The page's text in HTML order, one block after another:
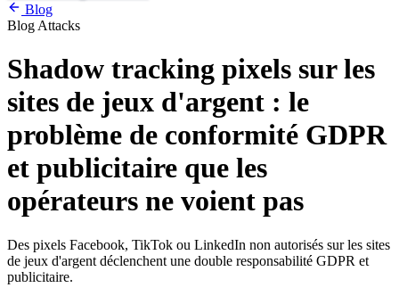
Blog
Blog Attacks
Shadow tracking pixels sur les
sites de jeux d'argent : le
problème de conformité GDPR
et publicitaire que les
opérateurs ne voient pas
Des pixels Facebook, TikTok ou LinkedIn non autorisés sur les sites
de jeux d'argent déclenchent une double responsabilité GDPR et
publicitaire.